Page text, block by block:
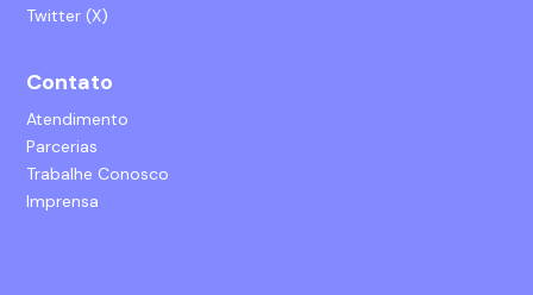
Twitter (X)
Contato
Atendimento
Parcerias
Trabalhe Conosco
Imprensa